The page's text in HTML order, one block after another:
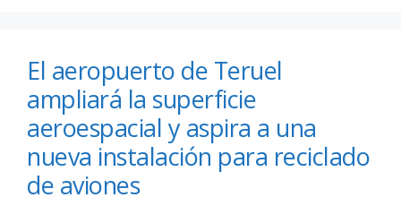
El aeropuerto de Teruel
ampliará la superficie
aeroespacial y aspira a una
nueva instalación para reciclado
de aviones